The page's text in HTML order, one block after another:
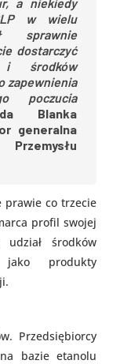
w wielu
sprawnie
dostarczyć
i środków
zapewnienia
poczucia
Blanka
generalna
prawie co trzecie
profil swojej
środków
jako produkty
Przedsiębiorcy
bazie etanolu